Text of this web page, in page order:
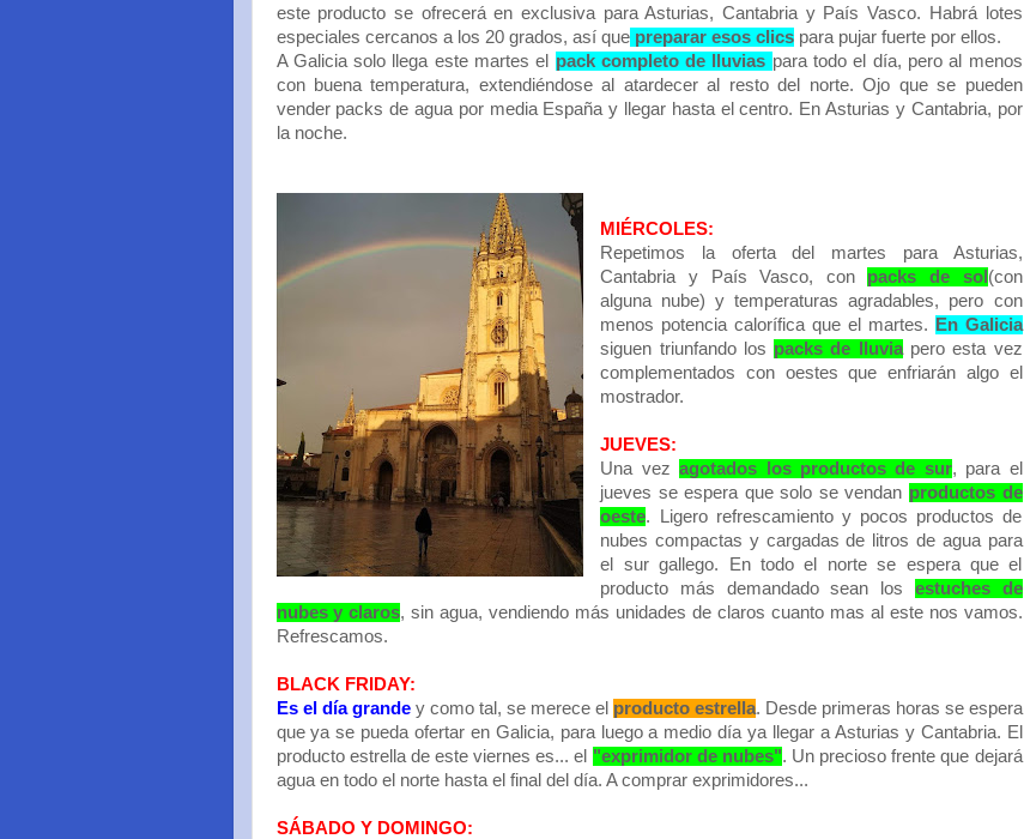
este producto se ofrecerá en exclusiva para Asturias, Cantabria y País Vasco. Habrá lotes
especiales cercanos a los 20 grados, así quepreparar esos clicspara pujar fuerte por ellos.
A Galicia solo llega este martes el pack completo de lluvias para todo el día, pero al menos
con buena temperatura, extendiéndose al atardecer al resto del norte. Ojo que se pueden
vender packs de agua por media España y llegar hasta el centro. En Asturias y Cantabria, por
la noche.
MIÉRCOLES:
Repetimos la oferta del martes para Asturias,
Cantabria y País Vasco, con packs de sol (con
alguna nube) y temperaturas agradables, pero con
menos potencia calorífica que el martes.
En Galicia
siguen triunfando los packs de lluviapero esta vez
complementados con oestes que enfriarán algo el
mostrador.
JUEVES:
Una vezagotados los productos de sur, para el
jueves se espera que solo se vendan productos de
oeste. Ligero refrescamiento y pocos productos de
nubes compactas y cargadas de litros de agua para
el sur gallego. En todo el norte se espera que el
producto más demandado sean los estuches de
nubes y claros, sin agua, vendiendo más unidades de claros cuanto mas al este nos vamos.
Refrescamos.
BLACK FRIDAY:
Es el día grande y como tal, se merece el producto estrella. Desde primeras horas se espera
que ya se pueda ofertar en Galicia, para luego a medio día ya llegar a Asturias y Cantabria. El
producto estrella de este viernes es... el "exprimidor de nubes". Un precioso frente que dejará
agua en todo el norte hasta el final del día. A comprar exprimidores...
SÁBADO Y DOMINGO: